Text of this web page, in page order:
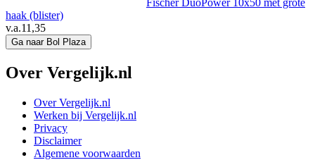
Fischer DuoPower 10x50 met grote
haak (blister)
v.a.11,35
Ga naar Bol Plaza
Over Vergelijk.nl
Over Vergelijk.nl
Werken bij Vergelijk.nl
Privacy
Disclaimer
Algemene voorwaarden